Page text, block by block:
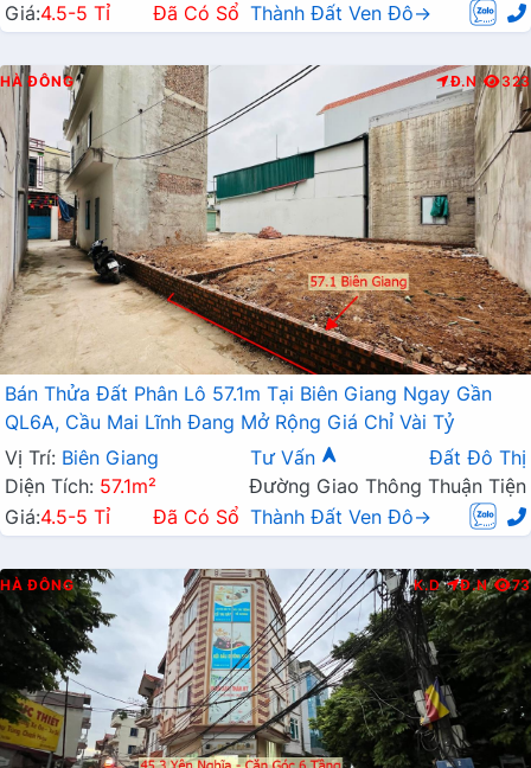
Giá:4.5-5 Tỉ Đã Có Sổ Thành Đất Ven Đô→
HÀ ĐÔNG Đ.N 323
Bán Thửa Đất Phân Lô 57.1m Tại Biên Giang Ngay Gần
QL6A, Cầu Mai Lĩnh Đang Mở Rộng Giá Chỉ Vài Tỷ
Vị Trí: Biên Giang Tư Vấn
Đất Đô Thị
Diện Tích: 57.1m²
Đường Giao Thông Thuận Tiện
Giá:4.5-5 Tỉ Đã Có Sổ Thành Đất Ven Đô→
HÀ ĐÔNG K.D Đ.N 73